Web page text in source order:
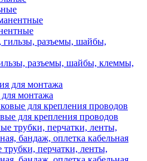
разъемы, шайбы, клеммы,
монтажа
для крепления проводов
трубки, перчатки, ленты,